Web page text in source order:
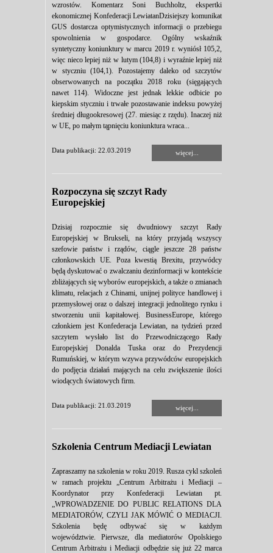
wzrostów. Komentarz Soni Buchholtz, ekspertki
ekonomicznej Konfederacji LewiatanDzisiejszy komunikat
GUS dostarcza optymistycznych informacji o przebiegu
spowolnienia w gospodarce. Ogólny wskaźnik
syntetyczny koniunktury w marcu 2019 r. wyniósł 105,2,
więc nieco lepiej niż w lutym (104,8) i wyraźnie lepiej niż
w styczniu (104,1). Pozostajemy daleko od szczytów
obserwowanych na początku 2018 roku (sięgających
nawet 114). Widoczne jest jednak lekkie odbicie po
kiepskim styczniu i trwałe pozostawanie indeksu powyżej
średniej długookresowej (27. miesiąc z rzędu). Inaczej niż
w UE, po małym tąpnięciu koniunktura wraca...
Data publikacji: 22.03.2019 więcej...
Rozpoczyna się szczyt Rady
Europejskiej
Dzisiaj rozpocznie się dwudniowy szczyt Rady
Europejskiej w Brukseli, na który przyjadą wszyscy
szefowie państw i rządów, ciągle jeszcze 28 państw
członkowskich UE. Poza kwestią Brexitu, przywódcy
będą dyskutować o zwalczaniu dezinformacji w kontekście
zbliżających się wyborów europejskich, a także o zmianach
klimatu, relacjach z Chinami, unijnej polityce handlowej i
przemysłowej oraz o dalszej integracji jednolitego rynku i
stworzeniu unii kapitałowej. BusinessEurope, którego
członkiem jest Konfederacja Lewiatan, na tydzień przed
szczytem wysłało list do Przewodniczącego Rady
Europejskiej Donalda Tuska oraz do Prezydencji
Rumuńskiej, w którym wzywa przywódców europejskich
do podjęcia działań mających na celu zwiększenie ilości
wiodących światowych firm.
Data publikacji: 21.03.2019 więcej...
Szkolenia Centrum Mediacji Lewiatan
Zapraszamy na szkolenia w roku 2019. Rusza cykl szkoleń
w ramach projektu „Centrum Arbitrażu i Mediacji –
Koordynator przy Konfederacji Lewiatan pt.
„WPROWADZENIE DO PUBLIC RELATIONS DLA
MEDIATORÓW, CZYLI JAK MÓWIĆ O MEDIACJI.
Szkolenia będę odbywać się w każdym
województwie. Pierwsze, dla mediatorów Opolskiego
Centrum Arbitrażu i Mediacji odbędzie się już 22 marca